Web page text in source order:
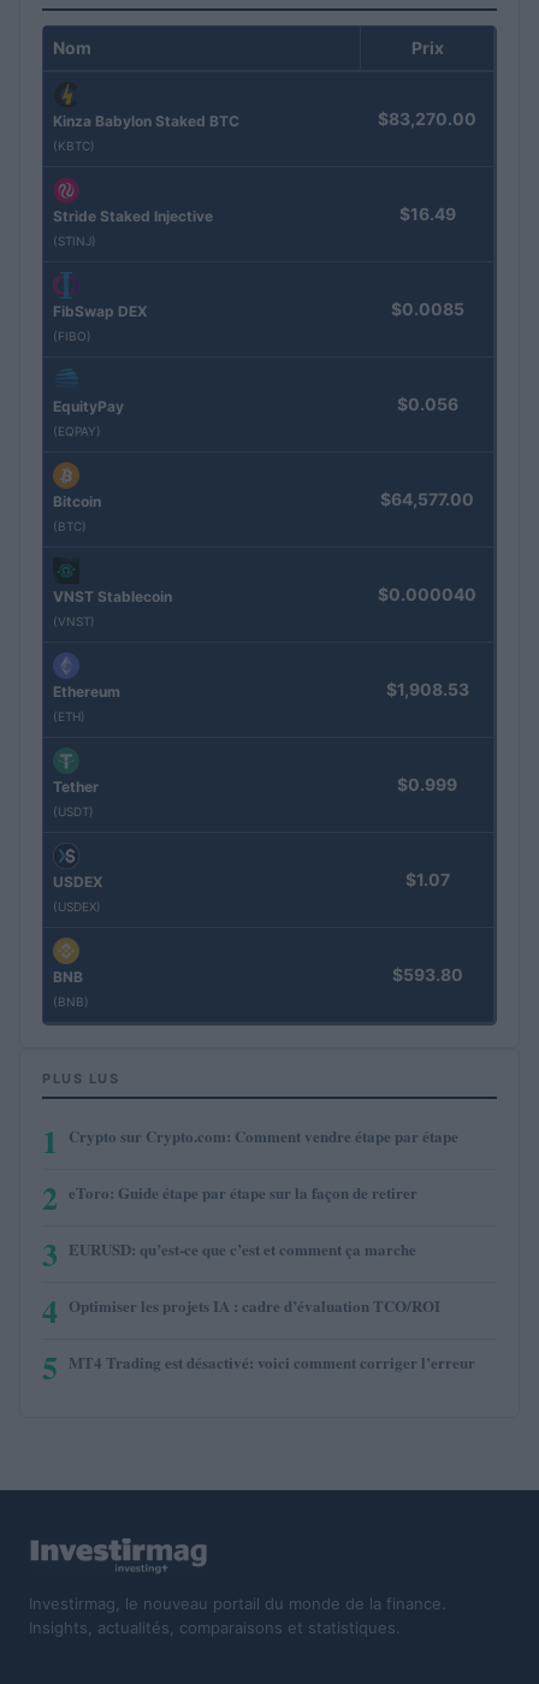
Nom Prix
Kinza Babylon Staked BTC
(KBTC)
$83,270.00
Stride Staked Injective
(STINJ)
$16.49
FibSwap DEX
(FIBO)
$0.0085
EquityPay
(EQPAY)
$0.056
Bitcoin
(BTC)
$64,577.00
VNST Stablecoin
(VNST)
$0.000040
Ethereum
(ETH)
$1,908.53
Tether
(USDT)
$0.999
USDEX
(USDEX)
$1.07
BNB
(BNB)
$593.80
PLUS LUS
1 Crypto sur Crypto.com: Comment vendre étape par étape
2 eToro: Guide étape par étape sur la façon de retirer
3 EURUSD: qu’est-ce que c’est et comment ça marche
4 Optimiser les projets IA : cadre d’évaluation TCO/ROI
5 MT4 Trading est désactivé: voici comment corriger l’erreur
Investirmag, le nouveau portail du monde de la finance.
Insights, actualités, comparaisons et statistiques.